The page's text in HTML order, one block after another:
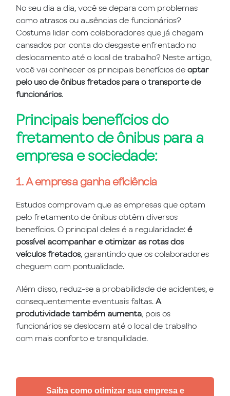
No seu dia a dia, você se depara com problemas
como atrasos ou ausências de funcionários?
Costuma lidar com colaboradores que já chegam
cansados por conta do desgaste enfrentado no
deslocamento até o local de trabalho? Neste artigo,
você vai conhecer os principais benefícios de optar
pelo uso de ônibus fretados para o transporte de
funcionários.
Principais benefícios do
fretamento de ônibus para a
empresa e sociedade:
1. A empresa ganha eficiência
Estudos comprovam que as empresas que optam
pelo fretamento de ônibus obtêm diversos
benefícios. O principal deles é a regularidade: é
possível acompanhar e otimizar as rotas dos
veículos fretados, garantindo que os colaboradores
cheguem com pontualidade.
Além disso, reduz-se a probabilidade de acidentes, e
consequentemente eventuais faltas. A
produtividade também aumenta, pois os
funcionários se deslocam até o local de trabalho
com mais conforto e tranquilidade.
Saiba como otimizar sua empresa e